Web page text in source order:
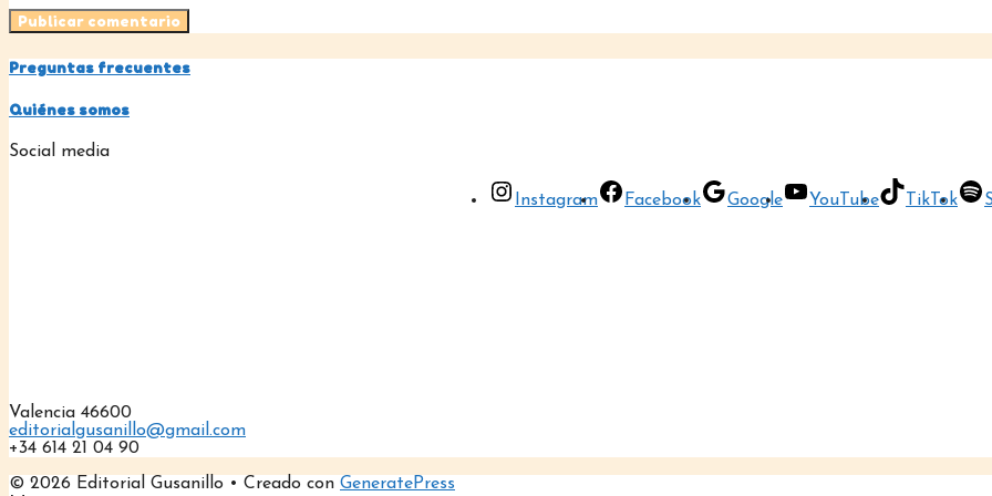
Preguntas frecuentes
Quiénes somos
Social media
Instagram Facebook Google YouTube TikTok
Valencia 46600
editorialgusanillo@gmail.com
+34 614 21 04 90
© 2026 Editorial Gusanillo • Creado con GeneratePress